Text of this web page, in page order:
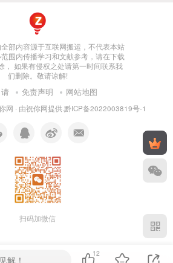
部内容源于互联网搬运，不代表本站
围内传播学习和文献参考，请在下载
， 如果有侵权之处请第一时间联系我
们删除。敬请谅解!
免责声明 网站地图
网 · 由祝你网提供.黔ICP备2022003819号-1
扫码加微信
解！
12